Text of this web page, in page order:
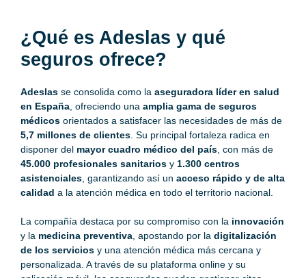
¿Qué es Adeslas y qué
seguros ofrece?
Adeslas se consolida como la aseguradora líder en salud
en España , ofreciendo una amplia gama de seguros
médicos orientados a satisfacer las necesidades de más de
5,7 millones de clientes . Su principal fortaleza radica en
disponer del mayor cuadro médico del país , con más de
45.000 profesionales sanitarios y 1.300 centros
asistenciales , garantizando así un acceso rápido y de alta
calidad a la atención médica en todo el territorio nacional.
La compañía destaca por su compromiso con la innovación
y la medicina preventiva , apostando por la digitalización
de los servicios y una atención médica más cercana y
personalizada. A través de su plataforma online y su